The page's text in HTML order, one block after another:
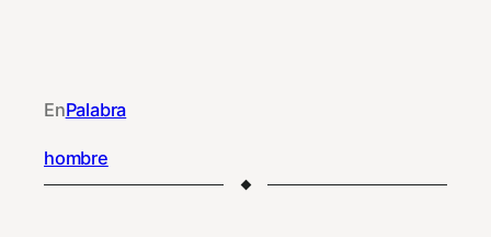
EnPalabra
hombre